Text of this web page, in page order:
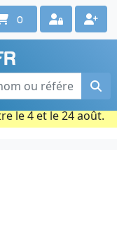
?
17 71
à 18h
prises par carte
le 4 et le 24 août.
0